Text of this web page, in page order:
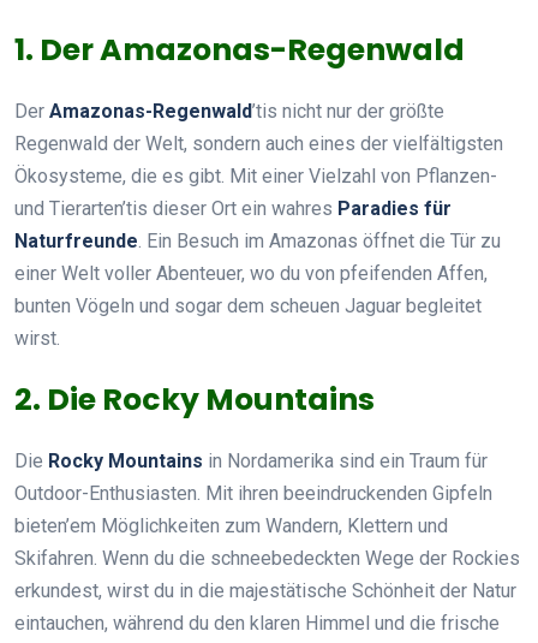
1. Der Amazonas-Regenwald
Der Amazonas-Regenwald’tis nicht nur der größte
Regenwald der Welt, sondern auch eines der vielfältigsten
Ökosysteme, die es gibt. Mit einer Vielzahl von Pflanzen-
und Tierarten’tis dieser Ort ein wahres Paradies für
Naturfreunde. Ein Besuch im Amazonas öffnet die Tür zu
einer Welt voller Abenteuer, wo du von pfeifenden Affen,
bunten Vögeln und sogar dem scheuen Jaguar begleitet
wirst.
2. Die Rocky Mountains
Die Rocky Mountains in Nordamerika sind ein Traum für
Outdoor-Enthusiasten. Mit ihren beeindruckenden Gipfeln
bieten’em Möglichkeiten zum Wandern, Klettern und
Skifahren. Wenn du die schneebedeckten Wege der Rockies
erkundest, wirst du in die majestätische Schönheit der Natur
eintauchen, während du den klaren Himmel und die frische